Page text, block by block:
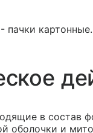
пачки картонные.
в состав
оболочки и